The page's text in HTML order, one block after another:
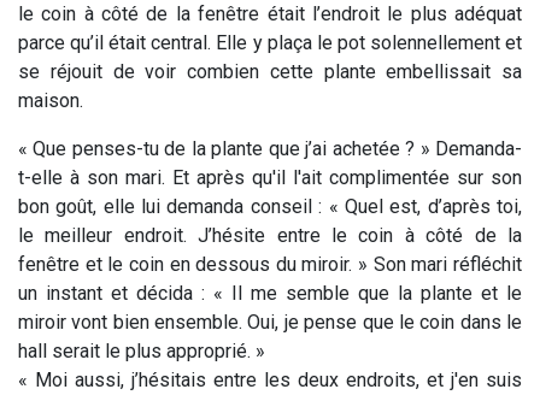
le coin à côté de la fenêtre était l’endroit le plus adéquat
parce qu’il était central. Elle y plaça le pot solennellement et
se réjouit de voir combien cette plante embellissait sa
maison.
« Que penses-tu de la plante que j’ai achetée ? » Demanda-
t-elle à son mari. Et après qu'il l'ait complimentée sur son
bon goût, elle lui demanda conseil : « Quel est, d’après toi,
le meilleur endroit. J’hésite entre le coin à côté de la
fenêtre et le coin en dessous du miroir. » Son mari réfléchit
un instant et décida : « Il me semble que la plante et le
miroir vont bien ensemble. Oui, je pense que le coin dans le
hall serait le plus approprié. »
« Moi aussi, j’hésitais entre les deux endroits, et j'en suis